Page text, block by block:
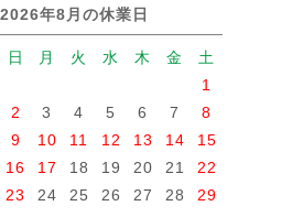
2026年8月の休業日
日 月 火 水 木 金
土
1
2
3 4 5 6 7
8
9
10 11 12 13 14
15
16
17 18 19 20 21
22
23
24 25 26 27 28
29